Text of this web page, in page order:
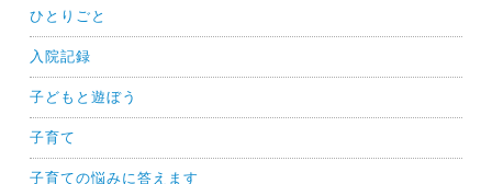
ひとりごと
入院記録
子どもと遊ぼう
子育て
子育ての悩みに答えます